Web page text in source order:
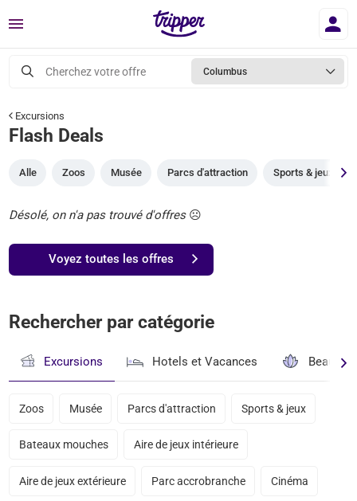
Menu
Cherchez votre offre Columbus
Excursions
Flash Deals
Alle Zoos Musée Parcs d'attraction Sports & jeux
Désolé, on n'a pas trouvé d'offres☹️
Voyez toutes les offres
Rechercher par catégorie
Excursions Hotels et Vacances Beauté
Zoos Musée Parcs d'attraction Sports & jeux
Bateaux mouches Aire de jeux intérieure
Aire de jeux extérieure Parc accrobranche Cinéma